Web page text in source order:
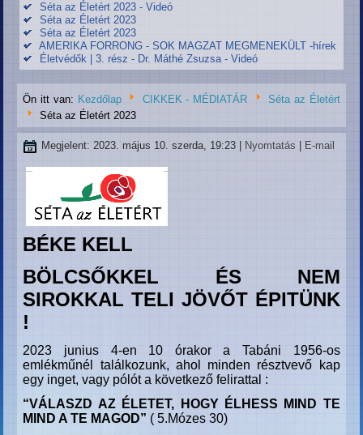
Séta az Életért 2023 - Videó
Séta az Életért 2023
Séta az Életért 2023
AMERIKA FORRONG - SOK MAGZAT MEGMENEKÜLT -hírek
Életvédők | 3. rész - Dr. Máthé Zsuzsa - Videó
Ön itt van: Kezdőlap CIKKEK - MÉDIATÁR
Séta az Életért
Séta az Életért 2023
Megjelent: 2023. május 10. szerda, 19:23 Nyomtatás E-mail
BÉKE KELL
BÖLCSŐKKEL ÉS NEM
SIROKKALTELI JÖVŐT ÉPITÜNK
!
2023 junius 4-en 10 órakor a Tabáni 1956-os
emlékműnél találkozunk, ahol minden résztvevő kap
egy inget, vagy pólót a következő felirattal :
“VÁLASZD AZ ÉLETET, HOGY ÉLHESS MIND TE
MIND A TE MAGOD” ( 5.Mózes 30)